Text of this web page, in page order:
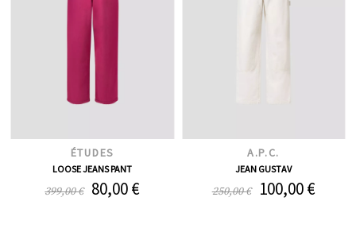
ÉTUDES
LOOSE JEANS PANT
399,00 € 80,00 €
A.P.C.
JEAN GUSTAV
250,00 € 100,00 €